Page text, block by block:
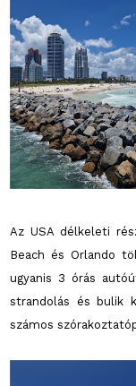
Az USA délkeleti
Beach és Orlando
ugyanis 3 órás
strandolás és bulik
számos